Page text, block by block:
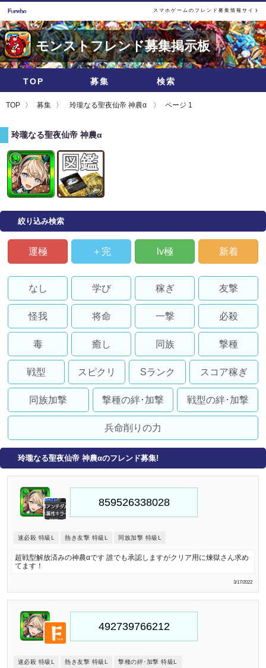
スマホゲームのフレンド募集情報サイト
モンストフレンド募集掲示板
TOP 募集 検索
TOP 募集 玲瓏なる聖夜仙帝 神農α ページ 1
玲瓏なる聖夜仙帝 神農α
絞り込み検索
運極 ＋完 lv極 新着
なし 学び 稼ぎ 友撃
怪我 将命 一撃 必殺
毒 癒し 同族 撃種
戦型 スピクリ Sランク スコア稼ぎ
同族加撃 撃種の絆･加撃 戦型の絆･加撃
兵命削りの力
玲瓏なる聖夜仙帝 神農αのフレンド募集!
速必殺 特級L 熱き友撃 特級L 同族加撃 特級L
超戦型解放済みの神農αです 誰でも承認しますがクリア用に煉獄さん求め
てます！
3/17/2022
速必殺 特級L 熱き友撃 特級L 撃種の絆･加撃 特級L